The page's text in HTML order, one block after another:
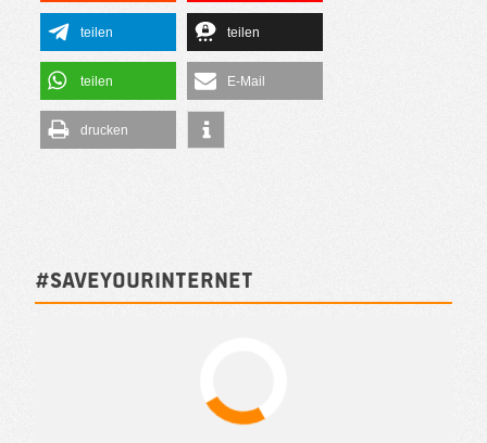
teilen teilen
teilen E-Mail
drucken
#SAVEYOURINTERNET